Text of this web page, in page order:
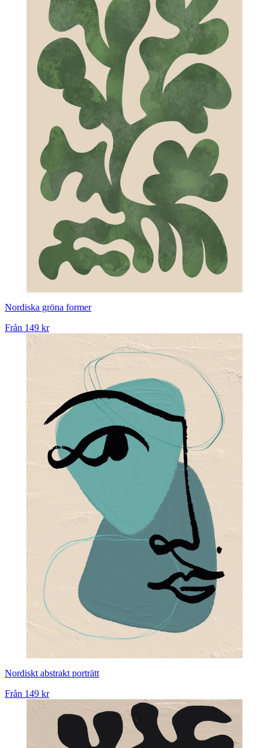
Nordiska gröna former
Från 149 kr
Nordiskt abstrakt porträtt
Från 149 kr